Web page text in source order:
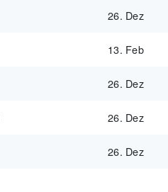
26. Dez
13. Feb
26. Dez
26. Dez
26. Dez